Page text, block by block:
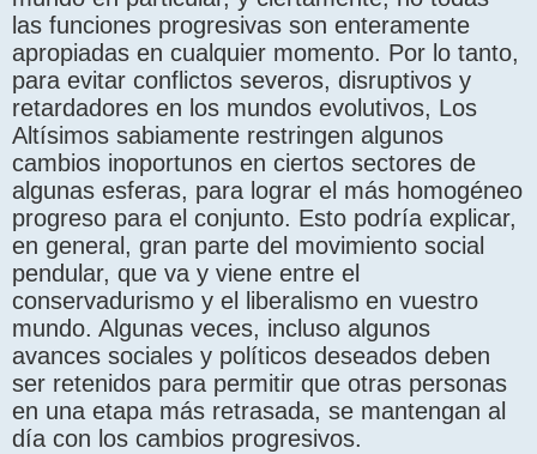
las funciones progresivas son enteramente
apropiadas en cualquier momento. Por lo tanto,
para evitar conflictos severos, disruptivos y
retardadores en los mundos evolutivos, Los
Altísimos sabiamente restringen algunos
cambios inoportunos en ciertos sectores de
algunas esferas, para lograr el más homogéneo
progreso para el conjunto. Esto podría explicar,
en general, gran parte del movimiento social
pendular, que va y viene entre el
conservadurismo y el liberalismo en vuestro
mundo. Algunas veces, incluso algunos
avances sociales y políticos deseados deben
ser retenidos para permitir que otras personas
en una etapa más retrasada, se mantengan al
día con los cambios progresivos.